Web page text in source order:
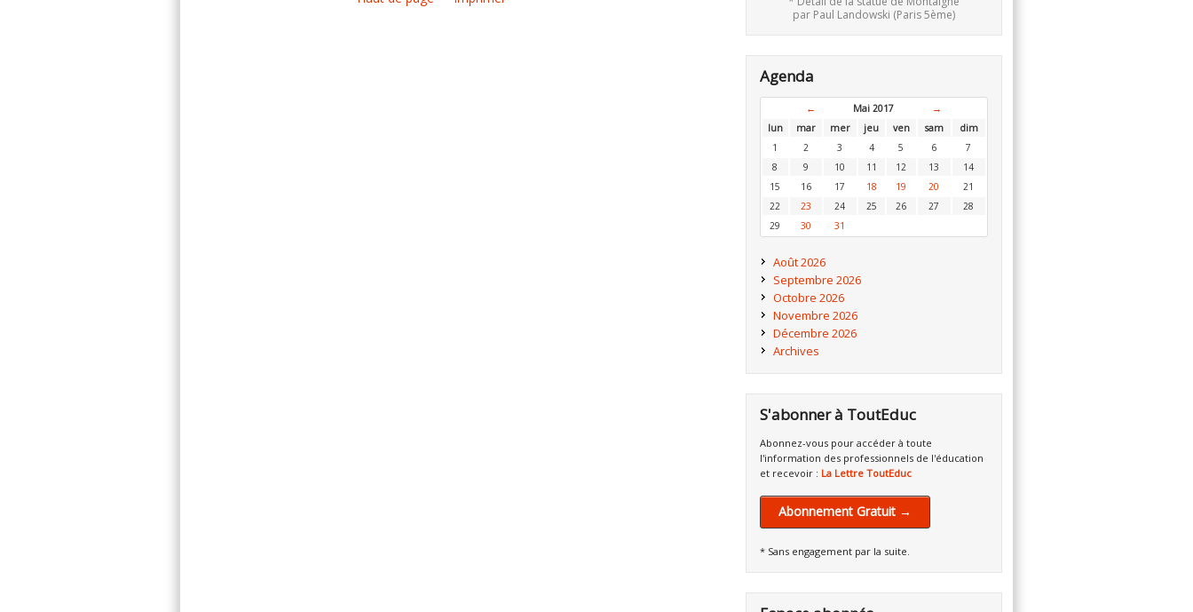
par Paul Landowski (Paris 5ème)
Agenda
← Mai 2017
→
lun
mar mer jeu ven sam
dim
1
2 3 4 5 6
7
8
9 10 11 12 13
14
15
16 17 18 19 20
21
22
23 24 25 26 27
28
29
30 31
Août 2026
Septembre 2026
Octobre 2026
Novembre 2026
Décembre 2026
Archives
S'abonner à ToutEduc
Abonnez-vous pour accéder à toute
l'information des professionnels de l'éducation
et recevoir : La Lettre ToutEduc
Abonnement Gratuit →
* Sans engagement par la suite.